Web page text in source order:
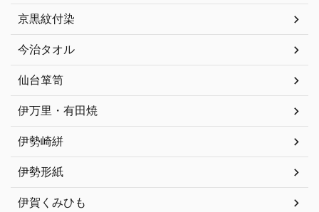
京黒紋付染
今治タオル
仙台箪笥
伊万里・有田焼
伊勢崎絣
伊勢形紙
伊賀くみひも